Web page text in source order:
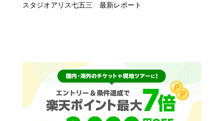
スタジオアリス七五三 最新レポート